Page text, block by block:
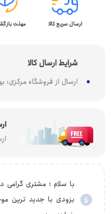
ارسال سریع کالا مهلت
شرایط ارسال کالا
ارسال از فروشگاه مرکزی: بهبهان ( 2 الی
با سلام ؛ مشتری گرامی
بزودی با جدید ترین